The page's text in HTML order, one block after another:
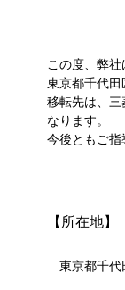
この度、弊
東京都千代田
移転先は、三
なります。
今後ともご指
【所在地】
東京都千